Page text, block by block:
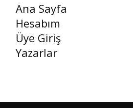
Ana Sayfa
Hesabım
Üye Giriş
Yazarlar